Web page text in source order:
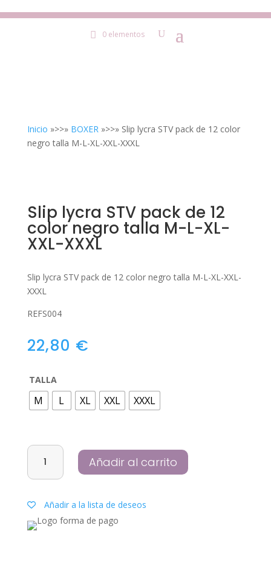
0 elementos
Inicio »>>» BOXER»>>» Slip lycra STV pack de 12 color
negro talla M-L-XL-XXL-XXXL
Slip lycra STV pack de 12
color negro talla M-L-XL-
XXL-XXXL
Slip lycra STV pack de 12 color negro talla M-L-XL-XXL-
XXXL
REFS004
22,80 €
TALLA
M L XL XXL XXXL
Slip
STV
de
12
Añadir al carrito
Añadir a la lista de deseos